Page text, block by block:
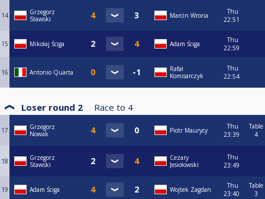
14
Grzegorz
Stawski
Marcin Wrona
Thu
22:51
15 Mikołaj Ściga Adam Ściga
Thu
22:59
16 Antonio Quarta
Rafał
Komisarczyk
Thu
22:54
Loser round 2 Race to 4
17
Grzegorz
Nowak
Piotr Maurycy
Thu
23:39
Table
4
18
Grzegorz
Stawski
Cezary
Jesiołowski
Thu
23:49
19 Adam Ściga Wojtek Zagdan
Thu
23:40
Table
3